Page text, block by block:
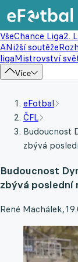
VšeChance Liga2.
ANižší soutěže
ligaMistrovství
Více
eFotbal
ČFL
Budoucnost
zbývá
Budoucnost
zbývá poslední
René Machálek,